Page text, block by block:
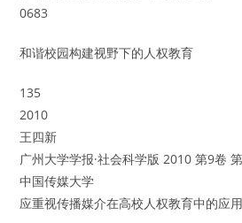
0683
和谐校园构建视野下的人权教育
135
2010
王四新
广州大学学报·社会科学版 2010 第9卷
中国传媒大学
应重视传播媒介在高校人权教育中的应用